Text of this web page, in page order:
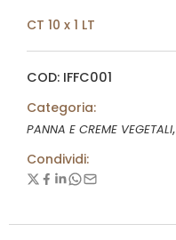
CT 10 x 1 LT
COD: IFFC001
Categoria:
PANNA E CREME VEGETALI,
Condividi: